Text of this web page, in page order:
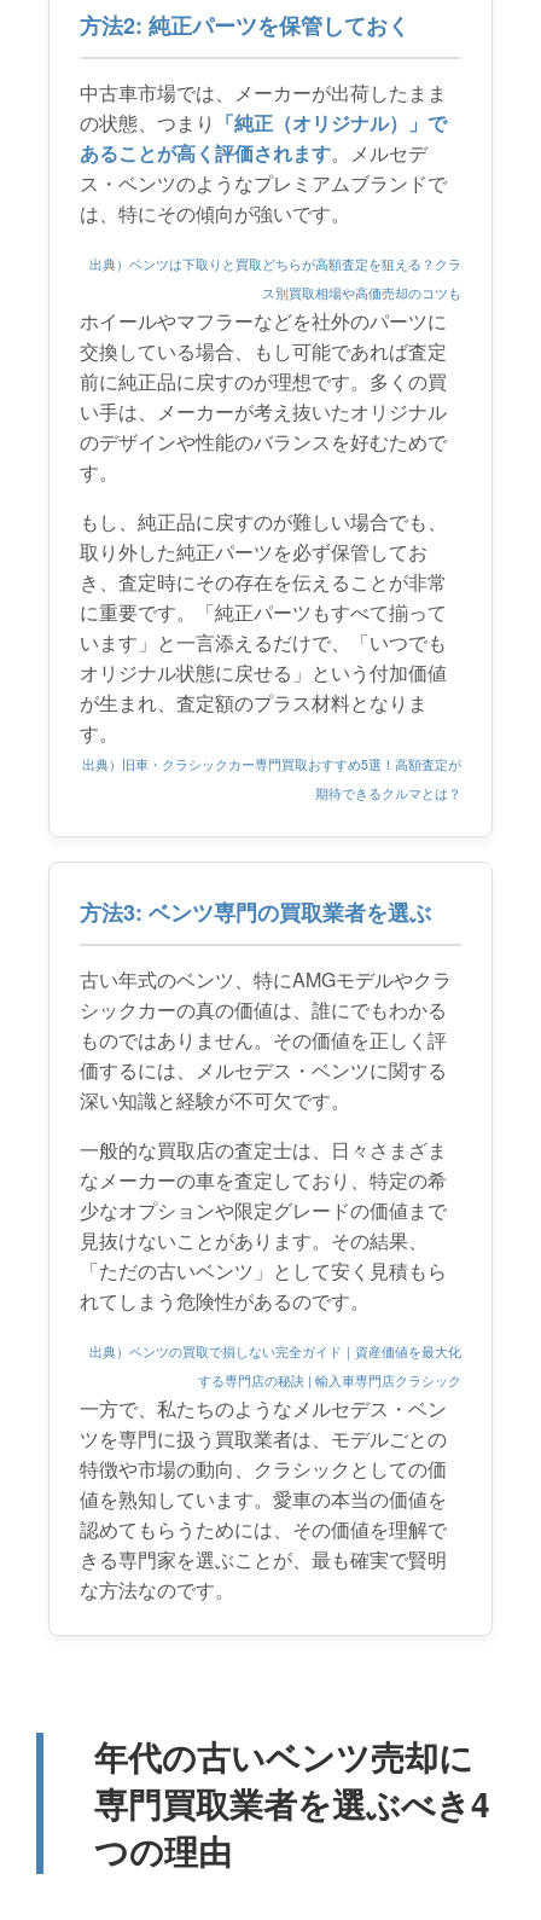
方法2: 純正パーツを保管しておく
中古車市場では、メーカーが出荷したまま
の状態、つまり 「純正（オリジナル）」で
あることが高く評価されます。メルセデ
ス・ベンツのようなプレミアムブランドで
は、特にその傾向が強いです。
出典）ベンツは下取りと買取どちらが高額査定を狙える？クラ
ス別買取相場や高価売却のコツも
ホイールやマフラーなどを社外のパーツに
交換している場合、もし可能であれば査定
前に純正品に戻すのが理想です。多くの買
い手は、メーカーが考え抜いたオリジナル
のデザインや性能のバランスを好むためで
す。
もし、純正品に戻すのが難しい場合でも、
取り外した純正パーツを必ず保管してお
き、査定時にその存在を伝えることが非常
に重要です。「純正パーツもすべて揃って
います」と一言添えるだけで、「いつでも
オリジナル状態に戻せる」という付加価値
が生まれ、査定額のプラス材料となりま
す。
出典）旧車・クラシックカー専門買取おすすめ5選！高額査定が
期待できるクルマとは？
方法3: ベンツ専門の買取業者を選ぶ
古い年式のベンツ、特にAMGモデルやクラ
シックカーの真の価値は、誰にでもわかる
ものではありません。その価値を正しく評
価するには、メルセデス・ベンツに関する
深い知識と経験が不可欠です。
一般的な買取店の査定士は、日々さまざま
なメーカーの車を査定しており、特定の希
少なオプションや限定グレードの価値まで
見抜けないことがあります。その結果、
「ただの古いベンツ」として安く見積もら
れてしまう危険性があるのです。
出典）ベンツの買取で損しない完全ガイド｜資産価値を最大化
する専門店の秘訣 | 輸入車専門店クラシック
一方で、私たちのようなメルセデス・ベン
ツを専門に扱う買取業者は、モデルごとの
特徴や市場の動向、クラシックとしての価
値を熟知しています。愛車の本当の価値を
認めてもらうためには、その価値を理解で
きる専門家を選ぶことが、最も確実で賢明
な方法なのです。
年代の古いベンツ売却に
専門買取業者を選ぶべき4
つの理由